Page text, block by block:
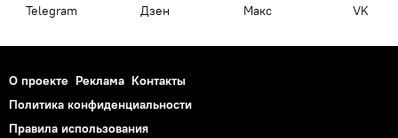
Telegram Дзен Макс VK
О проекте Реклама Контакты
Политика конфиденциальности
Правила использования